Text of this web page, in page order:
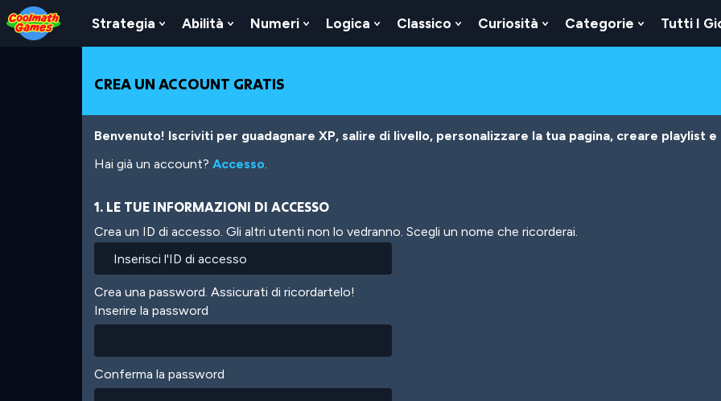
Skip
to
Top
Skip
to
Navigation
Skip
to
Main
Skip
to
Footer
Salta
al
contenuto
Strategia
Show
Submenu
Strategia
Abilità
Show
Submenu
Abilità
Numeri
Show
Submenu
Logica
Show
Submenu
Classico
Show
Submenu
Curiosità
Show
Submenu
Categorie
Show
Submenu
Tutti I
CREA UN ACCOUNT GRATIS
Benvenuto! Iscriviti per guadagnare XP, salire di livello, personalizzare la tua pagina, creare playlist
Hai già un account? Accesso.
1. LE TUE INFORMAZIONI DI ACCESSO
Crea un ID di accesso. Gli altri utenti non lo vedranno. Scegli un nome che ricorderai.
Crea una password. Assicurati di ricordartelo!
Inserire la password
Conferma la password